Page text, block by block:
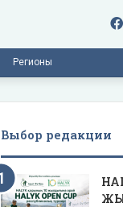
Регионы
Выбор редакции